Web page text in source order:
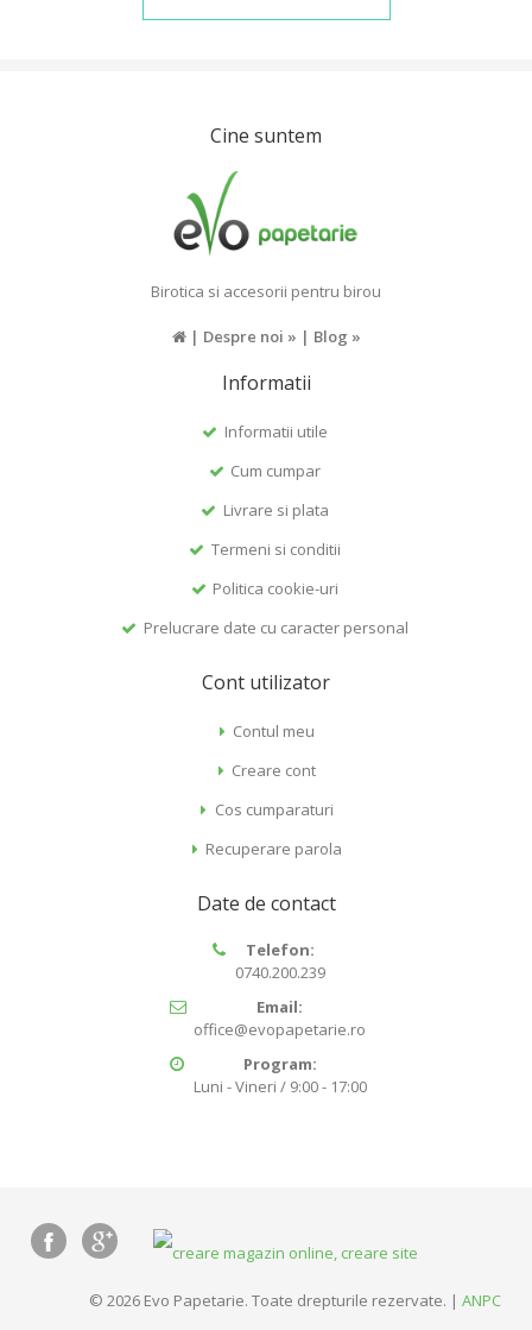
Cine suntem
Birotica si accesorii pentru birou
| Despre noi » | Blog »
Informatii
Informatii utile
Cum cumpar
Livrare si plata
Termeni si conditii
Politica cookie-uri
Prelucrare date cu caracter personal
Cont utilizator
Contul meu
Creare cont
Cos cumparaturi
Recuperare parola
Date de contact
Telefon:
0740.200.239
Email:
office@evopapetarie.ro
Program:
Luni - Vineri / 9:00 - 17:00
© 2026 Evo Papetarie. Toate drepturile rezervate. | ANPC